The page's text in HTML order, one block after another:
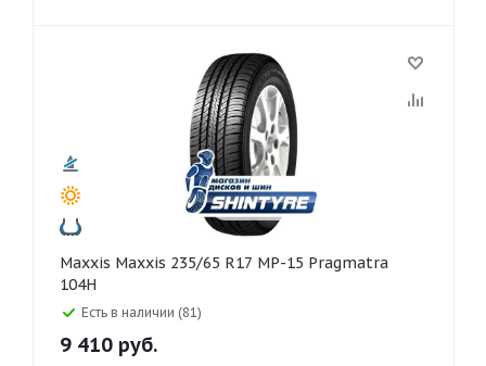
Maxxis Maxxis 235/65 R17 MP-15 Pragmatra
104H
Есть в наличии (81)
9 410 руб.